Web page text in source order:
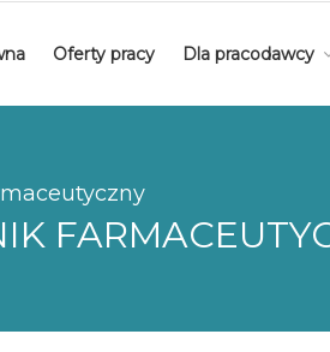
Oferty pracy Dla pracodawcy